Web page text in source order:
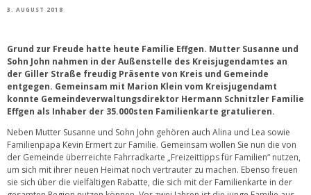
3. AUGUST 2018
Grund zur Freude hatte heute Familie Effgen. Mutter Susanne und
Sohn John nahmen in der Außenstelle des Kreisjugendamtes an
der Giller Straße freudig Präsente von Kreis und Gemeinde
entgegen. Gemeinsam mit Marion Klein vom Kreisjugendamt
konnte Gemeindeverwaltungsdirektor Hermann Schnitzler Familie
Effgen als Inhaber der 35.000sten Familienkarte gratulieren.
Neben Mutter Susanne und Sohn John gehören auch Alina und Lea sowie
Familienpapa Kevin Ermert zur Familie. Gemeinsam wollen Sie nun die von
der Gemeinde überreichte Fahrradkarte „Freizeittipps für Familien“ nutzen,
um sich mit ihrer neuen Heimat noch vertrauter zu machen. Ebenso freuen
sie sich über die vielfältigen Rabatte, die sich mit der Familienkarte in der